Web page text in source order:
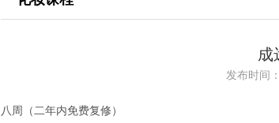
成
发布时间
八周（二年内免费复修）